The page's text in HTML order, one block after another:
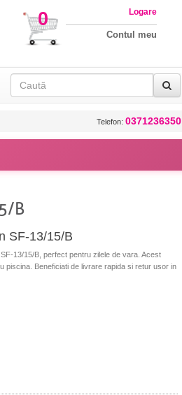
0 Logare
Contul meu
Telefon: 0371236350
B
SF-13/15/B
13/15/B, perfect pentru zilele de vara. Acest
piscina. Beneficiati de livrare rapida si retur usor in